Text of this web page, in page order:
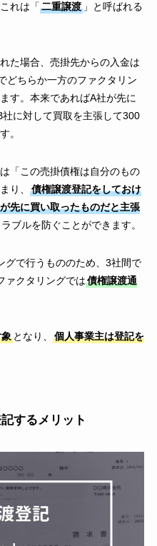
れは「 二重譲渡」と呼ばれる
た場合、売掛先からの入金は
どちらか一方のファクタリン
す。本来であればA社が先に
に対して買取を主張して300
。
「この売掛債権は自分のもの
り、
債権譲渡登記をしておけ
先に買い取ったものだと主張
ブルを防ぐことができます。
グで行うもののため、3社間で
ァクタリングでは債権譲渡通
となり、
個人事業主は登記を
するメリット